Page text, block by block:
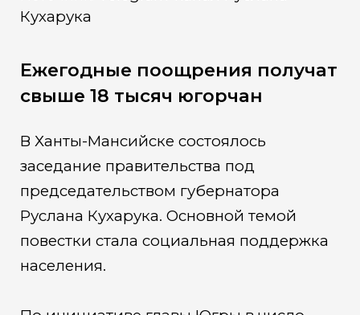
Кухарука
Ежегодные поощрения получат
свыше 18 тысяч югорчан
В Ханты-Мансийске состоялось
заседание правительства под
председательством губернатора
Руслана Кухарука. Основной темой
повестки стала социальная поддержка
населения.